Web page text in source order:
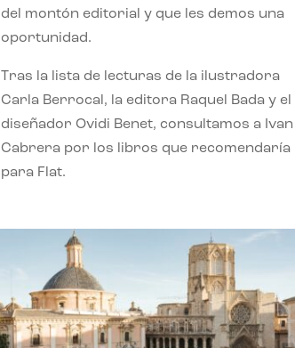
del montón editorial y que les demos una
oportunidad.
Tras la lista de lecturas de la ilustradora
Carla Berrocal, la editora Raquel Bada y el
diseñador Ovidi Benet, consultamos a Ivan
Cabrera por los libros que recomendaría
para Flat.